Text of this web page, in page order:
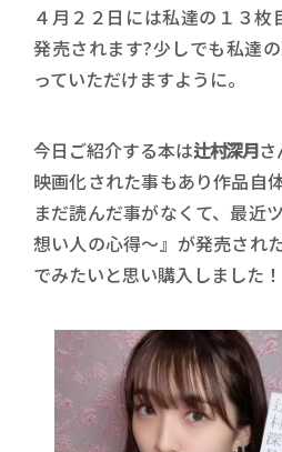
４月２２日には私達の１３枚
発売されます?少しでも私達
っていただけますように。
今日ご紹介する本は辻村深月さ
映画化された事もあり作品自
まだ読んだ事がなくて、最近
想い人の心得～』が発売され
でみたいと思い購入しました！